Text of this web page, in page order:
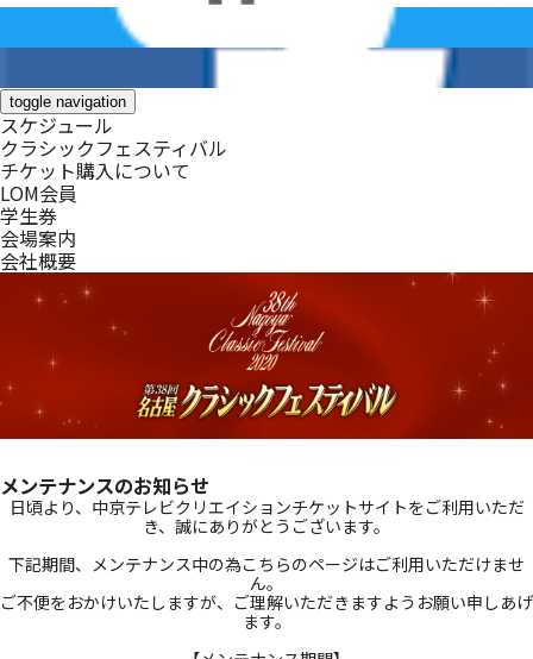
toggle navigation
スケジュール
クラシックフェスティバル
チケット購入について
LOM会員
学生券
会場案内
会社概要
メンテナンスのお知らせ
日頃より、中京テレビクリエイションチケットサイトをご利用いただ
き、誠にありがとうございます。
下記期間、メンテナンス中の為こちらのページはご利用いただけませ
ん。
ご不便をおかけいたしますが、ご理解いただきますようお願い申しあげ
ます。